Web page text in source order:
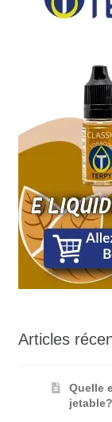
Articles
Quelle
jetable?